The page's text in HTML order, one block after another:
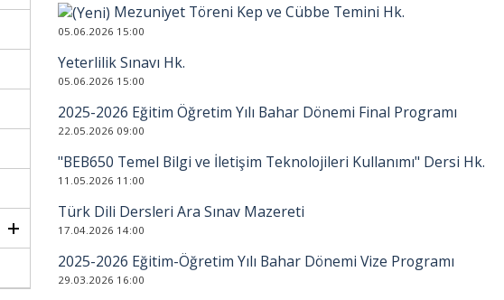
Mezuniyet Töreni Kep ve Cübbe Temini Hk.
05.06.2026 15:00
Yeterlilik Sınavı Hk.
05.06.2026 15:00
2025-2026 Eğitim Öğretim Yılı Bahar Dönemi Final Programı
22.05.2026 09:00
"BEB650 Temel Bilgi ve İletişim Teknolojileri Kullanımı" Dersi Hk.
11.05.2026 11:00
Türk Dili Dersleri Ara Sınav Mazereti
17.04.2026 14:00
2025-2026 Eğitim-Öğretim Yılı Bahar Dönemi Vize Programı
29.03.2026 16:00